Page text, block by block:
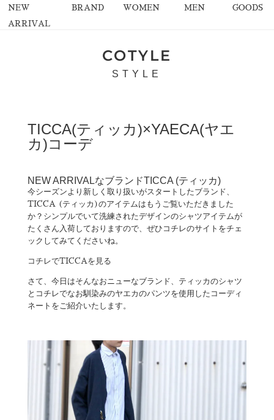
NEW
ARRIVAL
BRAND WOMEN MEN GOODS
COTYLE
STYLE
TICCA(ティッカ)×YAECA(ヤエ
カ)コーデ
NEW ARRIVALなブランドTICCA (ティッカ)
今シーズンより新しく取り扱いがスタートしたブランド、
TICCA (ティッカ)のアイテムはもうご覧いただきました
か？シンプルでいて洗練されたデザインのシャツアイテムが
たくさん入荷しておりますので、ぜひコチレのサイトをチェ
ックしてみてくださいね。
コチレでTICCAを見る
さて、今日はそんなおニューなブランド、ティッカのシャツ
とコチレでなお馴染みのヤエカのパンツを使用したコーディ
ネートをご紹介いたします。